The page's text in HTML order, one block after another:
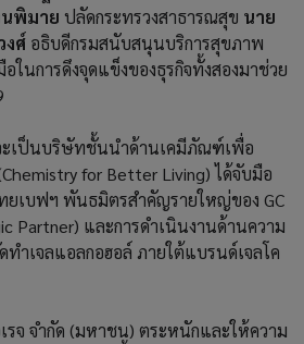
พิมาย ปลัดกระทรวงสาธารณสุข นาย
งศ์ อธิบดีกรมสนับสนุนบริการสุขภาพ
ในการดึงจุดแข็งของธุรกิจทั้งสองมาช่วย
ะเป็นบริษัทชั้นนำด้านเคมีภัณฑ์เพื่อ
for Better Living) ได้จับมือ
ยเบฟฯ พันธมิตรสำคัญรายใหญ่ของ GC
Partner) และการดำเนินงานด้านความ
ทำเจลแอลกอฮอล์ ภายใต้แบรนด์เจลโค
รจ จำกัด (มหาชน) ตระหนักและให้ความ